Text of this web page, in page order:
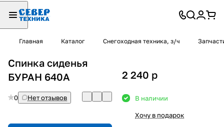
Главная Каталог Снегоходная техника, з/ч
Спинка сиденья
БУРАН 640А
0 Нет отзывов
2 240 p
В наличии
Хочу в подарок